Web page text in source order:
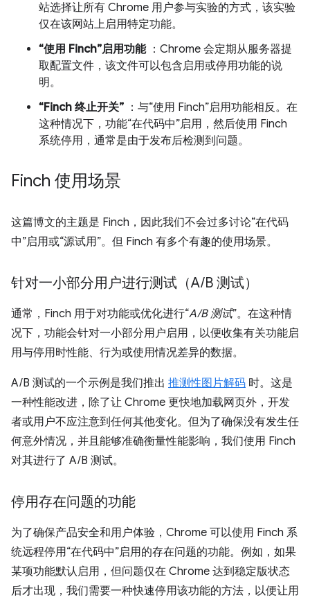
站选择让所有 Chrome 用户参与实验的方式，该实验
仅在该网站上启用特定功能。
“使用 Finch”启用功能：Chrome 会定期从服务器提
取配置文件，该文件可以包含启用或停用功能的说
明。
“Finch 终止开关” ：与“使用 Finch”启用功能相反。在
这种情况下，功能“在代码中”启用，然后使用 Finch
系统停用，通常是由于发布后检测到问题。
Finch 使用场景
这篇博文的主题是 Finch，因此我们不会过多讨论“在代码
中”启用或“源试用”。但 Finch 有多个有趣的使用场景。
针对一小部分用户进行测试（A/B 测试）
通常，Finch 用于对功能或优化进行“A/B 测试”。在这种情
况下，功能会针对一小部分用户启用，以便收集有关功能启
用与停用时性能、行为或使用情况差异的数据。
A/B 测试的一个示例是我们推出 推测性图片解码 时。这是
一种性能改进，除了让 Chrome 更快地加载网页外，开发
者或用户不应注意到任何其他变化。但为了确保没有发生任
何意外情况，并且能够准确衡量性能影响，我们使用 Finch
对其进行了 A/B 测试。
停用存在问题的功能
为了确保产品安全和用户体验，Chrome 可以使用 Finch 系
统远程停用“在代码中”启用的存在问题的功能。例如，如果
某项功能默认启用，但问题仅在 Chrome 达到稳定版状态
后才出现，我们需要一种快速停用该功能的方法，以便让用